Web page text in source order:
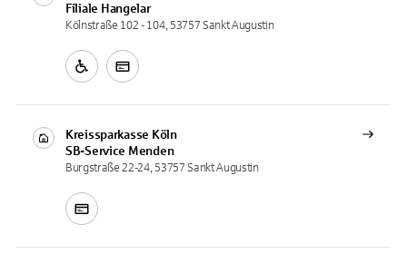
Filiale Hangelar
Kölnstraße 102 - 104, 53757 Sankt Augustin
Kreissparkasse Köln
SB-Service Menden
Burgstraße 22-24, 53757 Sankt Augustin